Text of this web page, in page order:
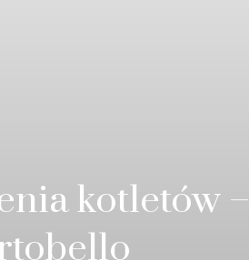
kotletów –